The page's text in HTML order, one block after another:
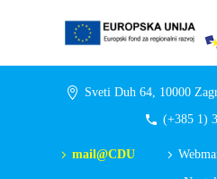
Sveti Duh 64, 10000
(+385 1)
mail@CDU